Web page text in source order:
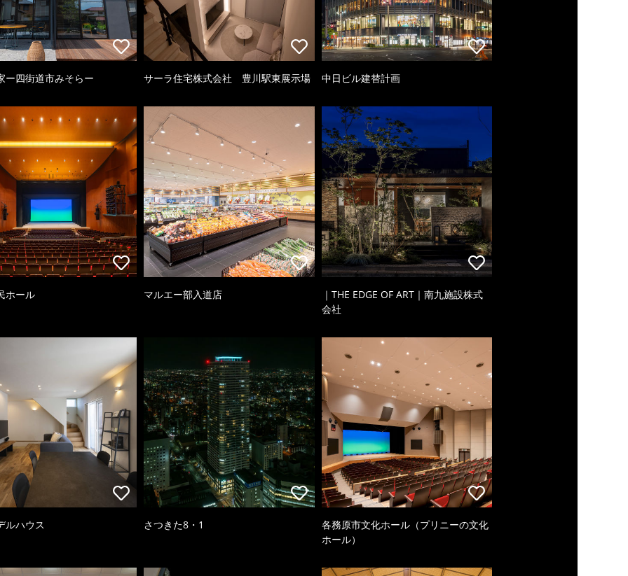
ー四街道市みそらー サーラ住宅株式会社 豊川駅東展示場 中日ビル建替計画
ホール マルエー部入道店
｜THE EDGE OF ART｜南九施設株式
会社
ルハウス さつきた8・1
各務原市文化ホール（プリニーの文化
ホール）